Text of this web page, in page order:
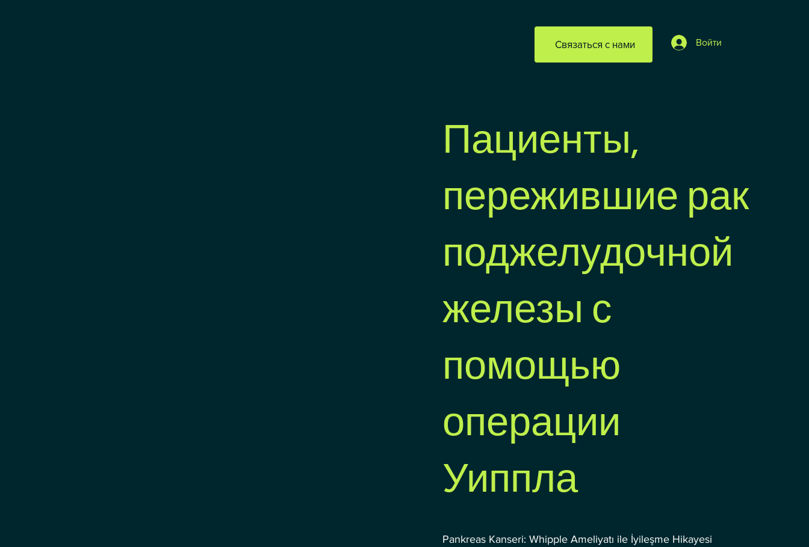
Связаться с нами Войти
Пациенты,
пережившие рак
поджелудочной
железы с
помощью
операции
Уиппла
Pankreas Kanseri: Whipple Ameliyatı ile İyileşme Hikayesi